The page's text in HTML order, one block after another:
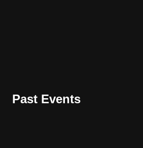
Past Events